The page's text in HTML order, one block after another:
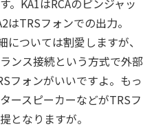
。KA1はRCAのピンジャッ
TRSフォンでの出力。
については割愛しますが、
ンス接続という方式で外部
フォンがいいですよ。もっ
ースピーカーなどがTRSフ
となりますが。